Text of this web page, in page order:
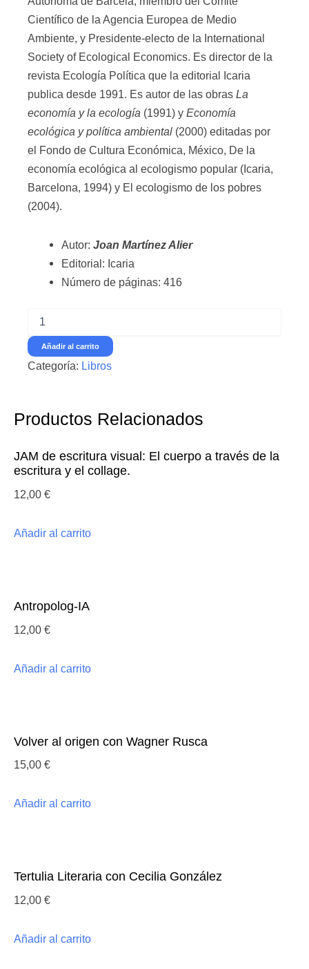
Científico de la Agencia Europea de Medio
Ambiente, y Presidente-electo de la International
Society of Ecological Economics. Es director de la
revista Ecología Política que la editorial Icaria
publica desde 1991. Es autor de las obras La
economía y la ecología (1991) y Economía
ecológica y política ambiental (2000) editadas por
el Fondo de Cultura Económica, México, De la
economía ecológica al ecologismo popular (Icaria,
Barcelona, 1994) y El ecologismo de los pobres
(2004).
Autor:Joan Martínez Alier
Editorial: Icaria
Número de páginas: 416
ecologismo
de
los
pobres
Martínez
Alier
Ed.
Icaria
Añadir al carrito
Categoría: Libros
Productos Relacionados
JAM de escritura visual: El cuerpo a través de la
escritura y el collage.
12,00 €
Añadir al carrito
Antropolog-IA
12,00 €
Añadir al carrito
Volver al origen con Wagner Rusca
15,00 €
Añadir al carrito
Tertulia Literaria con Cecilia González
12,00 €
Añadir al carrito